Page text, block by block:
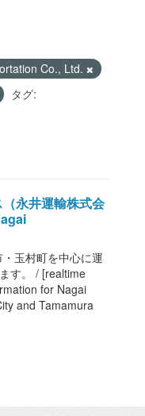
Co., Ltd.
タグ:
（永井運輸株式会
・玉村町を中心に運
す。 / [realtime
for Nagai
and Tamamura